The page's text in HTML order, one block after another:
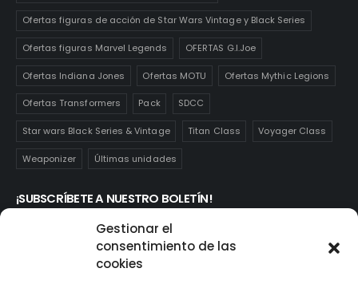
Gestionar el
consentimiento de las
cookies
Ofertas figuras de acción de Star Wars Vintage y Black Series
Ofertas figuras Marvel Legends OFERTAS G.I.Joe
Ofertas Indiana Jones Ofertas MOTU Ofertas Mythic Legions
Ofertas Transformers Pack SDCC
Star wars Black Series & Vintage Titan Class Voyager Class
Weaponizer Últimas unidades
¡SUBSCRÍBETE A NUESTRO BOLETÍN!
Te mantendrás informado de las novedades y ofertas que
realmente te interesan. Subscríbete aquí: